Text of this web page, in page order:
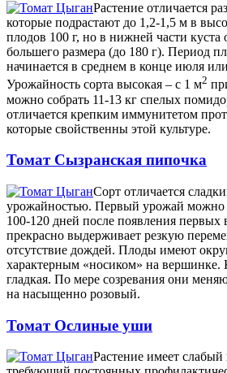
Растение отличается
которые подрастают до 1,2-1,5 м в
плодов 100 г, но в нижней части куста
большего размера (до 180 г). Период
начинается в среднем в конце июля
Урожайность сорта высокая – с 1 м2
можно собрать 11-13 кг спелых
отличается крепким иммунитетом
которые свойственны этой культуре.
Томат Сызранская пипочка
Сорт отличается
урожайностью. Первый урожай можно
100-120 дней после появления первых
прекрасно выдерживает резкую
отсутствие дождей. Плоды имеют
характерным «носиком» на вершинке.
гладкая. По мере созревания они
на насыщенно розовый.
Томат Ослиные уши
Растение имеет